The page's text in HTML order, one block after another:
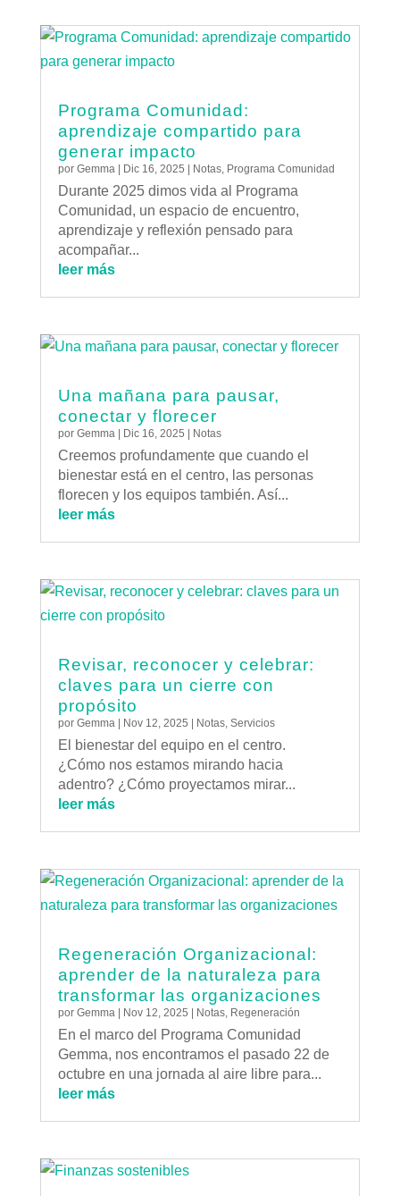
Programa Comunidad:
aprendizaje compartido para
generar impacto
por Gemma | Dic 16, 2025 | Notas, Programa Comunidad
Durante 2025 dimos vida al Programa
Comunidad, un espacio de encuentro,
aprendizaje y reflexión pensado para
acompañar...
leer más
Una mañana para pausar,
conectar y florecer
por Gemma| Dic 16, 2025 | Notas
Creemos profundamente que cuando el
bienestar está en el centro, las personas
florecen y los equipos también. Así...
leer más
Revisar, reconocer y celebrar:
claves para un cierre con
propósito
por Gemma| Nov 12, 2025 Notas, Servicios
El bienestar del equipo en el centro.
¿Cómo nos estamos mirando hacia
adentro? ¿Cómo proyectamos mirar...
leer más
Regeneración Organizacional:
aprender de la naturaleza para
transformar las organizaciones
por Gemma| Nov 12, 2025 Notas, Regeneración
En el marco del Programa Comunidad
Gemma, nos encontramos el pasado 22 de
octubre en una jornada al aire libre para...
leer más